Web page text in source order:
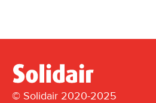
© Solidair 2020-2025